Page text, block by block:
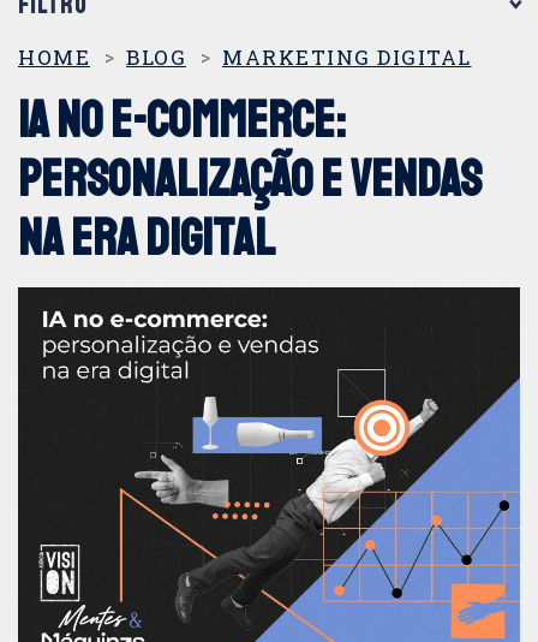
FILTRO
CATEGORIAS
Criação de Sites e Apps
DOOH
Endomarketing
Eventos e Feiras
Marketing Digital
Marketing Offline
MAIS VISTOS
HOME BLOG MARKETING DIGITAL
IA no e-commerce:
personalização e vendas
na era digital